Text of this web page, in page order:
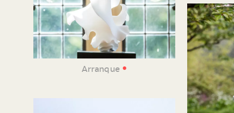
Arranque •